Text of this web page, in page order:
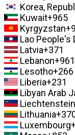
Korea,
Kuwait+965
Kyrgyzstan
Lao People's
Latvia+371
Lebanon+961
Lesotho+266
Liberia+231
Libyan Arab
Liechtenstein
Lithuania
Luxembourg